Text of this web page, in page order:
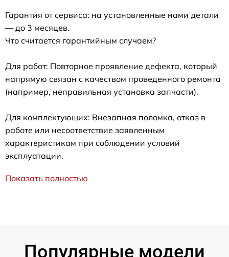
Гарантия от сервиса: на установленные нами детали
— до 3 месяцев.
Что считается гарантийным случаем?
Для работ: Повторное проявление дефекта, который
напрямую связан с качеством проведенного ремонта
(например, неправильная установка запчасти).
Для комплектующих: Внезапная поломка, отказ в
работе или несоответствие заявленным
характеристикам при соблюдении условий
эксплуатации.
Показать полностью
Популярные модели